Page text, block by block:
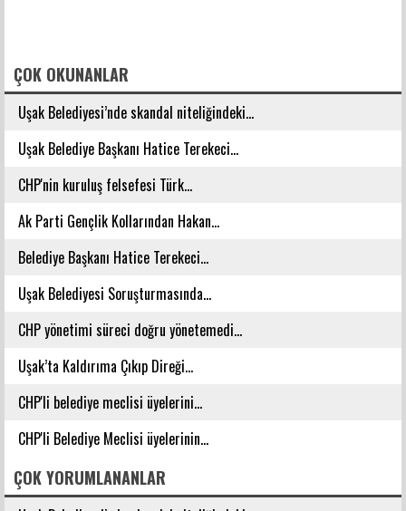
ÇOK OKUNANLAR
Uşak Belediyesi’nde skandal niteliğindeki...
Uşak Belediye Başkanı Hatice Terekeci...
CHP'nin kuruluş felsefesi Türk...
Ak Parti Gençlik Kollarından Hakan...
Belediye Başkanı Hatice Terekeci...
Uşak Belediyesi Soruşturmasında...
CHP yönetimi süreci doğru yönetemedi...
Uşak’ta Kaldırıma Çıkıp Direği...
CHP'li belediye meclisi üyelerini...
CHP'li Belediye Meclisi üyelerinin...
ÇOK YORUMLANANLAR